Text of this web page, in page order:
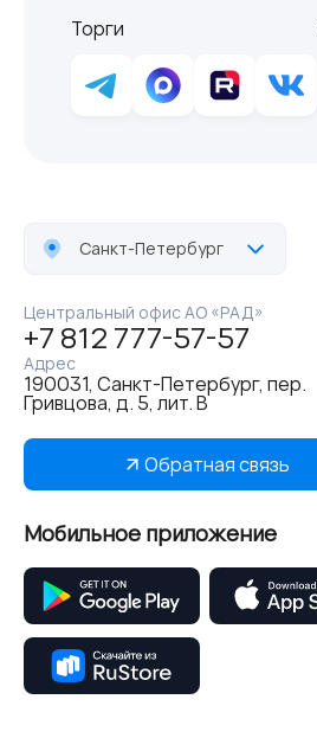
Торги
Санкт-Петербург
Центральный офис АО «РАД»
+7 812 777-57-57
Адрес
190031, Санкт-Петербург, пер.
Гривцова, д. 5, лит. В
Обратная связь
Мобильное приложение